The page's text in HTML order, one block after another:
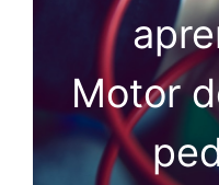
Motor